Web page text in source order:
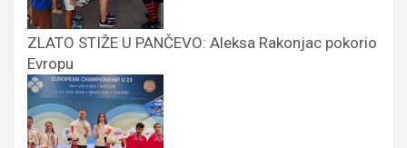
ZLATO STIŽE U PANČEVO: Aleksa Rakonjac pokorio
Evropu